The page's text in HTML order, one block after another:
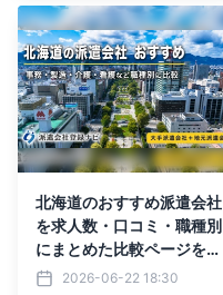
北海道のおすすめ派遣会社
を求人数・口コミ・職種別
にまとめた比較ページを公
開
2026-06-22 18:30